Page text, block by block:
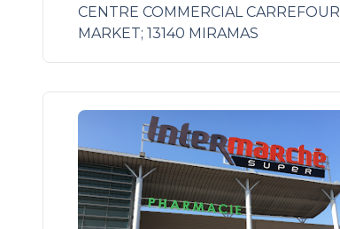
CENTRE COMMERCIAL CARREFOUR
MARKET; 13140 MIRAMAS